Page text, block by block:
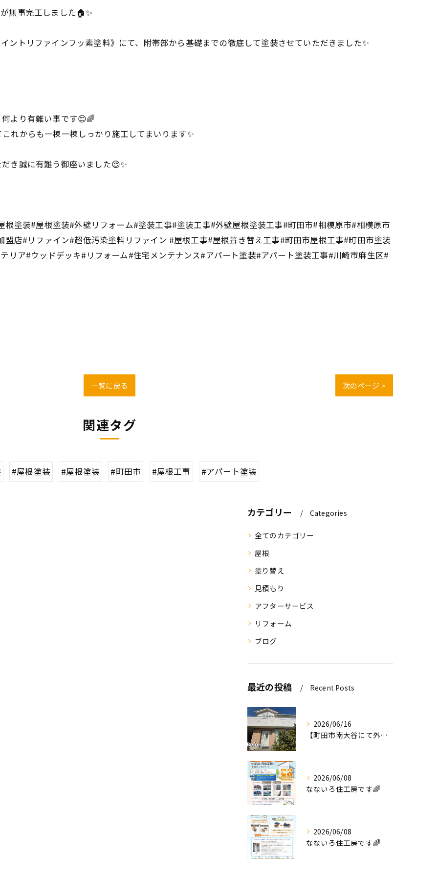
無事完工しました🏠✨
ントリファインフッ素塗料》にて、附帯部から基礎までの徹底して塗装させていただきました✨
より有難い事です😊🌈
れからも一棟一棟しっかり施工してまいります✨
き誠に有難う御座いました😌✨
塗装#屋根塗装#外壁リフォーム#塗装工事#塗装工事#外壁屋根塗装工事#町田市#相模原市#相模原市
店#リファイン#超低汚染塗料リファイン #屋根工事#屋根葺き替え工事#町田市屋根工事#町田市塗装
リア#ウッドデッキ#リフォーム#住宅メンテナンス#アパート塗装#アパート塗装工事#川崎市麻生区#
一覧に戻る 次のページ >
関連タグ
#屋根塗装 #屋根塗装 #町田市 #屋根工事 #アパート塗装
カテゴリー Categories
全てのカテゴリー
屋根
塗り替え
見積もり
アフターサービス
リフォーム
ブログ
最近の投稿 Recent Posts
2026/06/16
【町田市南大谷にて外壁塗装工事完工のお知らせ】
2026/06/08
なないろ住工房です🌈
2026/06/08
なないろ住工房です🌈